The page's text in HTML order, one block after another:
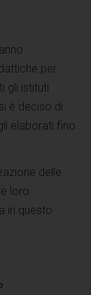
per
gli istituti
è deciso di
elaborati fino
delle
loro
in questo